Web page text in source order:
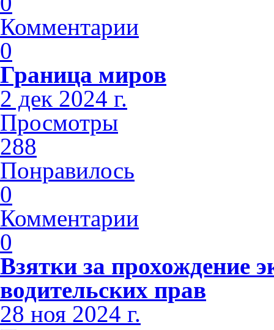
Комментарии
0
Граница миров
2 дек 2024 г.
Просмотры
288
Понравилось
0
Комментарии
0
Взятки за прохождение
водительских прав
28 ноя 2024 г.